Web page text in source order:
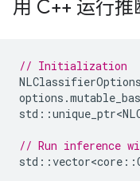
用 C++ 运行推
// Initialization
NLClassifierOptions
options .
std ::
// Run inference
std ::vector<core ::